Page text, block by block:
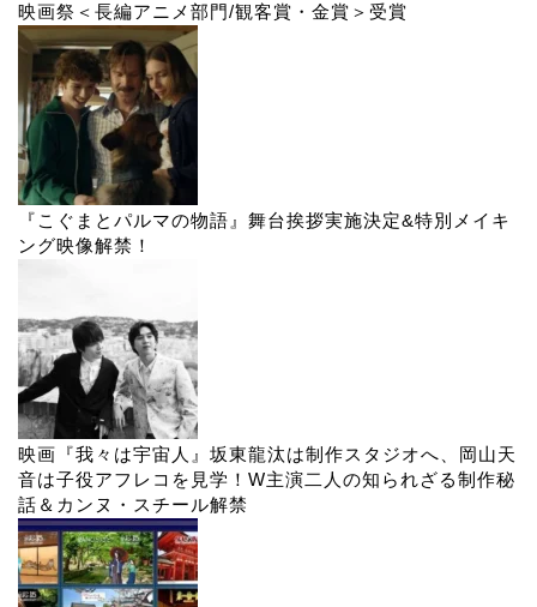
映画祭＜長編アニメ部門/観客賞・金賞＞受賞
『こぐまとパルマの物語』舞台挨拶実施決定&特別メイキ
ング映像解禁！
映画『我々は宇宙人』坂東龍汰は制作スタジオへ、岡山天
音は子役アフレコを見学！W主演二人の知られざる制作秘
話＆カンヌ・スチール解禁